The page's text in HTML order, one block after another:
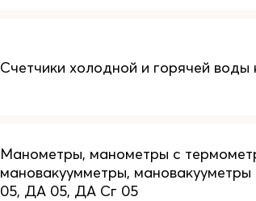
Счетчики холодной и горячей
Манометры, манометры с
мановакуумметры,
05, ДА 05, ДА Сг 05